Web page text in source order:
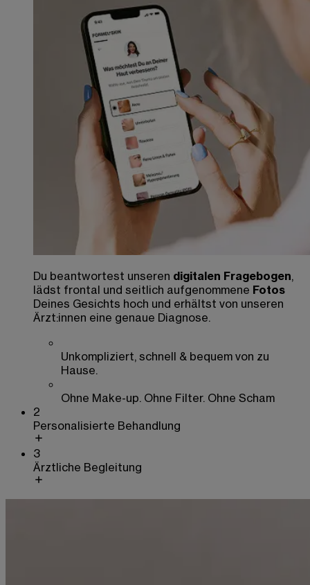
Du beantwortest unseren digitalen Fragebogen,
lädst frontal und seitlich aufgenommene Fotos
Deines Gesichts hoch und erhältst von unseren
Ärzt:innen eine genaue Diagnose.
Unkompliziert, schnell & bequem von zu
Hause.
Ohne Make-up. Ohne Filter. Ohne Scham
2
Personalisierte Behandlung
3
Ärztliche Begleitung